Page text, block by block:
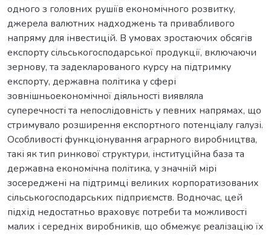
одного з головних рушіїв економічного розвитку,
джерела валютних надходжень та привабливого
напряму для інвестицій. В умовах зростаючих обсягів
експорту сільськогосподарської продукції, включаючи
зернову, та задекларованого курсу на підтримку
експорту, державна політика у сфері
зовнішньоекономічної діяльності виявляла
суперечності та непослідовність у певних напрямах, що
стримувало розширення експортного потенціалу галузі.
Особливості функціонування аграрного виробництва,
такі як тип ринкової структури, інституційна база та
державна економічна політика, у значній мірі
зосереджені на підтримці великих корпоратизованих
сільськогосподарських підприємств. Водночас, цей
підхід недостатньо враховує потреби та можливості
малих і середніх виробників, що обмежує реалізацію їх